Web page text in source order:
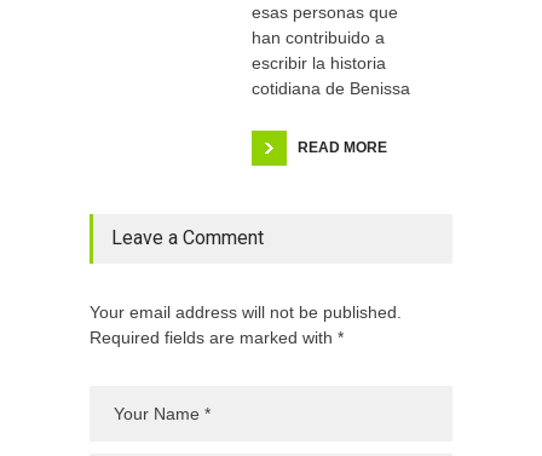
esas personas que
han contribuido a
escribir la historia
cotidiana de Benissa
READ MORE
Leave a Comment
Your email address will not be published.
Required fields are marked with *